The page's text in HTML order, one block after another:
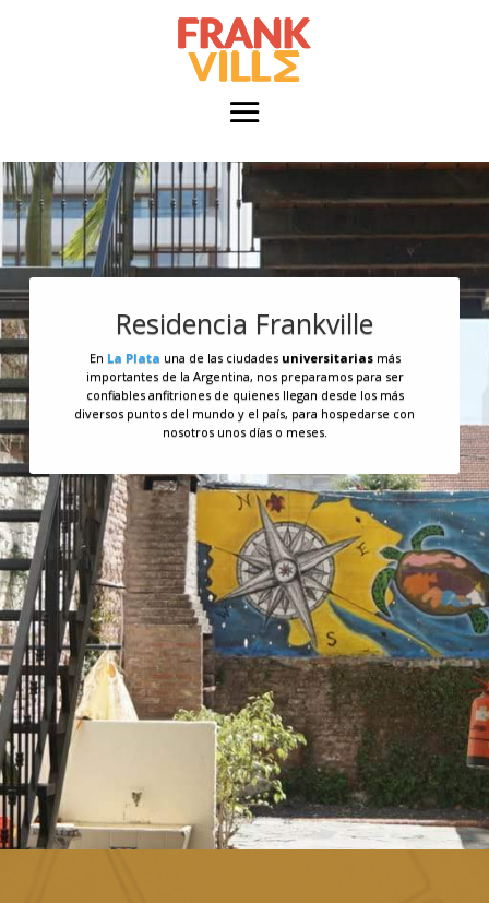
Residencia Frankville
En La Plata una de las ciudades universitariasmás
importantes de la Argentina, nos preparamos para ser
confiables anfitriones de quienes llegan desde los más
diversos puntos del mundo y el país, para hospedarse con
nosotros unos días o meses.